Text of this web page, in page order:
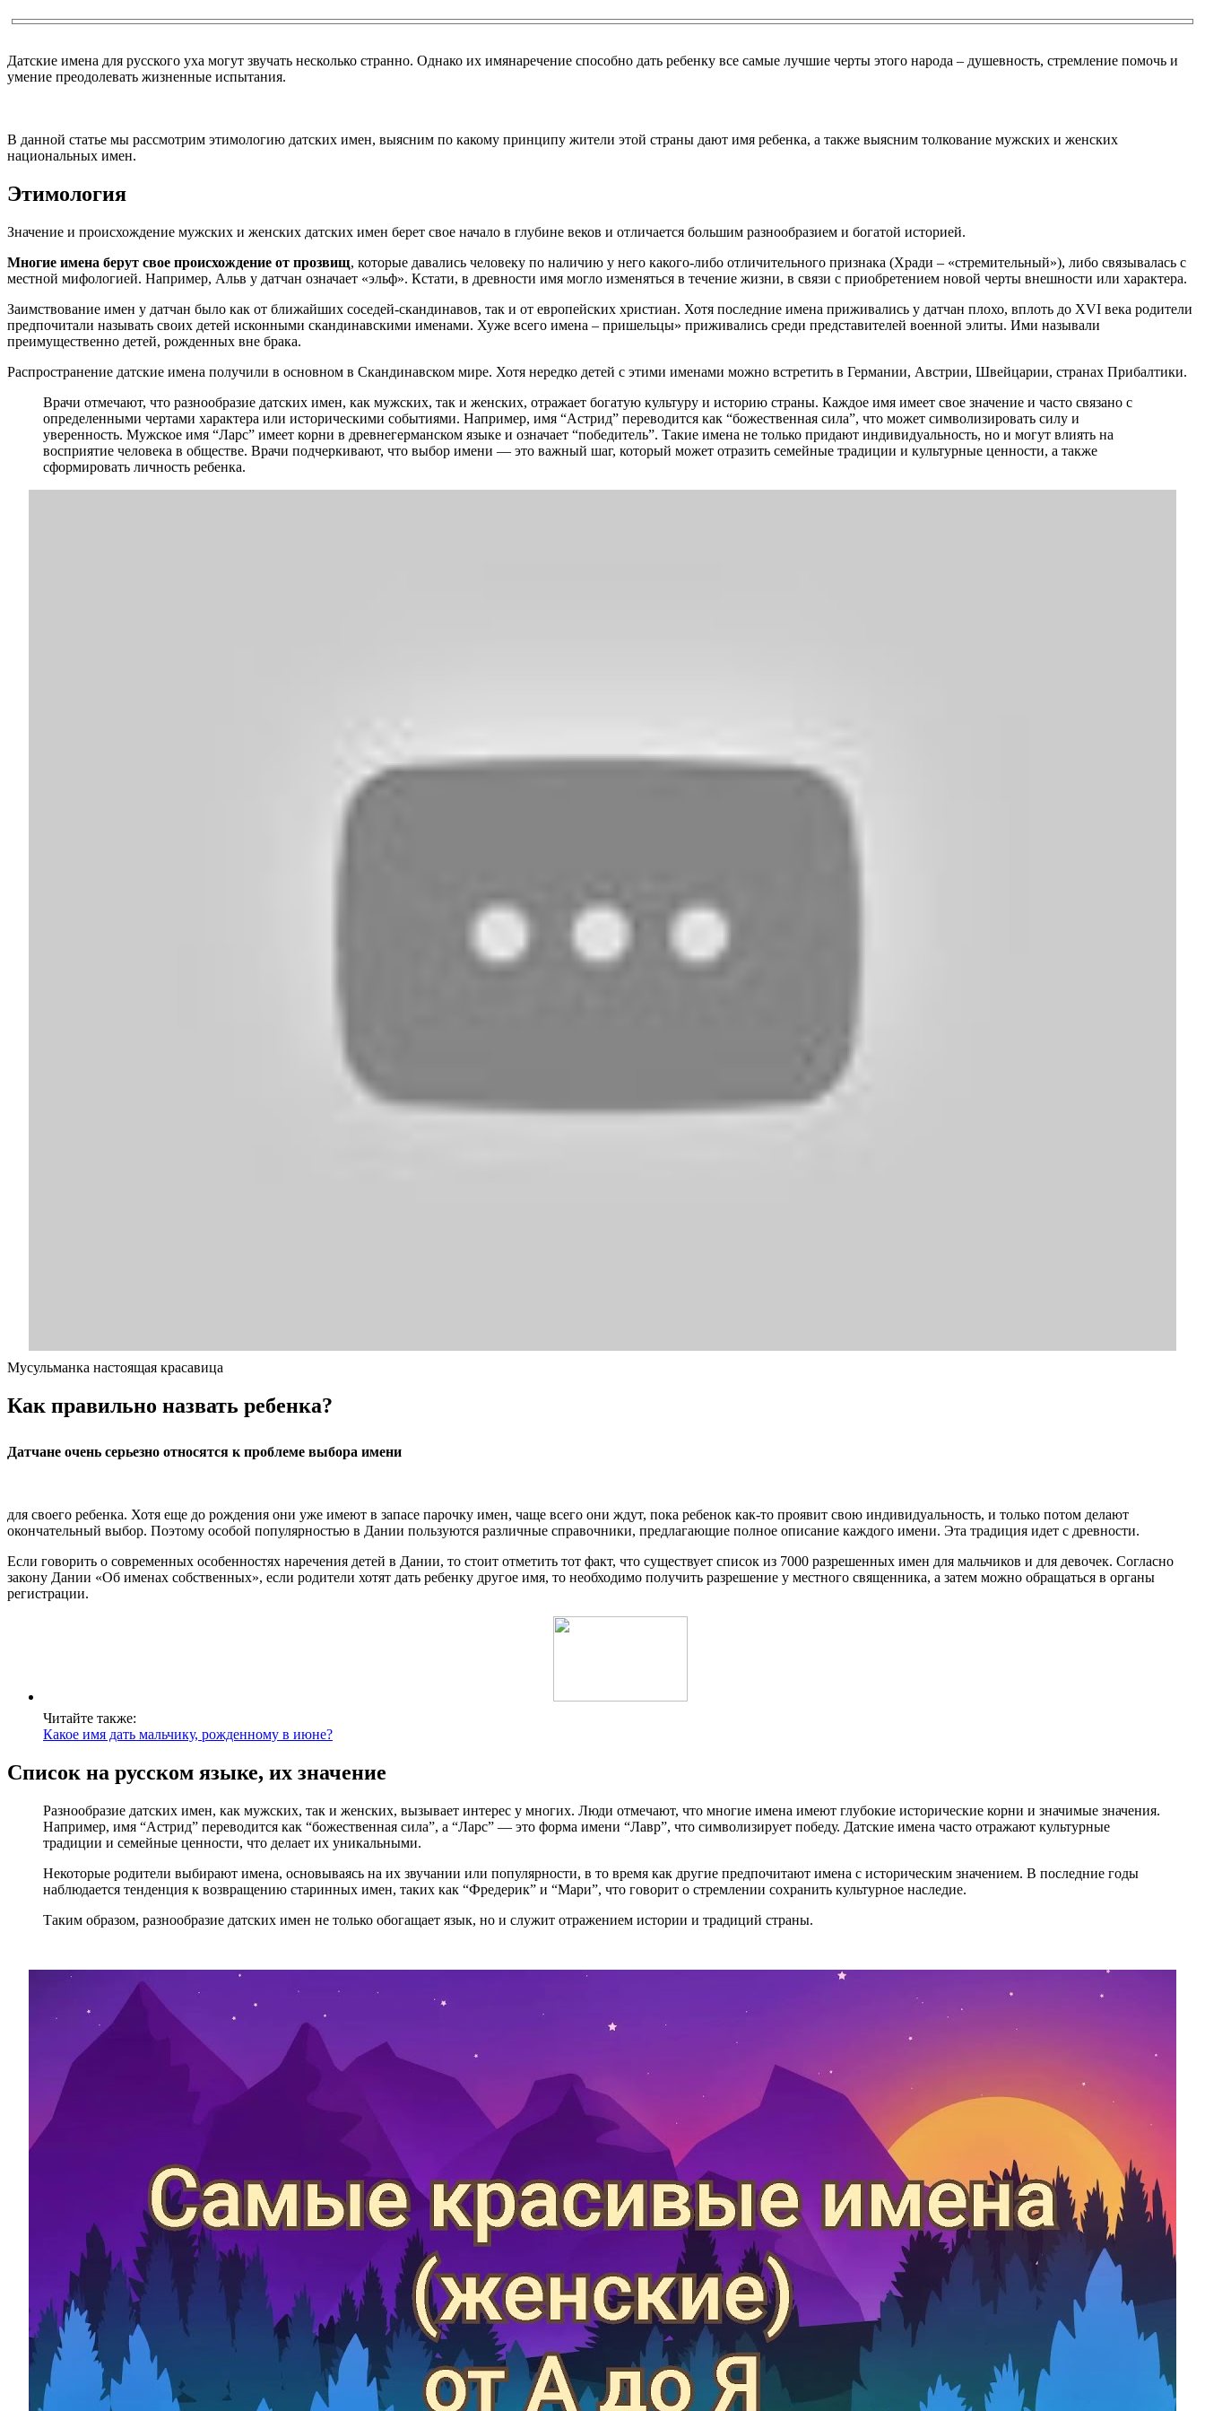
Датские имена для русского уха могут звучать несколько странно. Однако их имянаречение способно дать ребенку все самые лучшие черты этого народа – душевность, стремление помочь и
умение преодолевать жизненные испытания.
В данной статье мы рассмотрим этимологию датских имен, выясним по какому принципу жители этой страны дают имя ребенка, а также выясним толкование мужских и женских
национальных имен.
Этимология
Значение и происхождение мужских и женских датских имен берет свое начало в глубине веков и отличается большим разнообразием и богатой историей.
Многие имена берут свое происхождение от прозвищ, которые давались человеку по наличию у него какого-либо отличительного признака (Хради – «стремительный»), либо связывалась с
местной мифологией. Например, Альв у датчан означает «эльф». Кстати, в древности имя могло изменяться в течение жизни, в связи с приобретением новой черты внешности или характера.
Заимствование имен у датчан было как от ближайших соседей-скандинавов, так и от европейских христиан. Хотя последние имена приживались у датчан плохо, вплоть до XVI века родители
предпочитали называть своих детей исконными скандинавскими именами. Хуже всего имена – пришельцы» приживались среди представителей военной элиты. Ими называли
преимущественно детей, рожденных вне брака.
Распространение датские имена получили в основном в Скандинавском мире. Хотя нередко детей с этими именами можно встретить в Германии, Австрии, Швейцарии, странах Прибалтики.
Врачи отмечают, что разнообразие датских имен, как мужских, так и женских, отражает богатую культуру и историю страны. Каждое имя имеет свое значение и часто связано с
определенными чертами характера или историческими событиями. Например, имя “Астрид” переводится как “божественная сила”, что может символизировать силу и
уверенность. Мужское имя “Ларс” имеет корни в древнегерманском языке и означает “победитель”. Такие имена не только придают индивидуальность, но и могут влиять на
восприятие человека в обществе. Врачи подчеркивают, что выбор имени — это важный шаг, который может отразить семейные традиции и культурные ценности, а также
сформировать личность ребенка.
Мусульманка настоящая красавица
Как правильно назвать ребенка?
Датчане очень серьезно относятся к проблеме выбора имени
для своего ребенка. Хотя еще до рождения они уже имеют в запасе парочку имен, чаще всего они ждут, пока ребенок как-то проявит свою индивидуальность, и только потом делают
окончательный выбор. Поэтому особой популярностью в Дании пользуются различные справочники, предлагающие полное описание каждого имени. Эта традиция идет с древности.
Если говорить о современных особенностях наречения детей в Дании, то стоит отметить тот факт, что существует список из 7000 разрешенных имен для мальчиков и для девочек. Согласно
закону Дании «Об именах собственных», если родители хотят дать ребенку другое имя, то необходимо получить разрешение у местного священника, а затем можно обращаться в органы
регистрации.
Читайте также:
Какое имя дать мальчику, рожденному в июне?
Список на русском языке, их значение
Разнообразие датских имен, как мужских, так и женских, вызывает интерес у многих. Люди отмечают, что многие имена имеют глубокие исторические корни и значимые значения.
Например, имя “Астрид” переводится как “божественная сила”, а “Ларс” — это форма имени “Лавр”, что символизирует победу. Датские имена часто отражают культурные
традиции и семейные ценности, что делает их уникальными.
Некоторые родители выбирают имена, основываясь на их звучании или популярности, в то время как другие предпочитают имена с историческим значением. В последние годы
наблюдается тенденция к возвращению старинных имен, таких как “Фредерик” и “Мари”, что говорит о стремлении сохранить культурное наследие.
Таким образом, разнообразие датских имен не только обогащает язык, но и служит отражением истории и традиций страны.